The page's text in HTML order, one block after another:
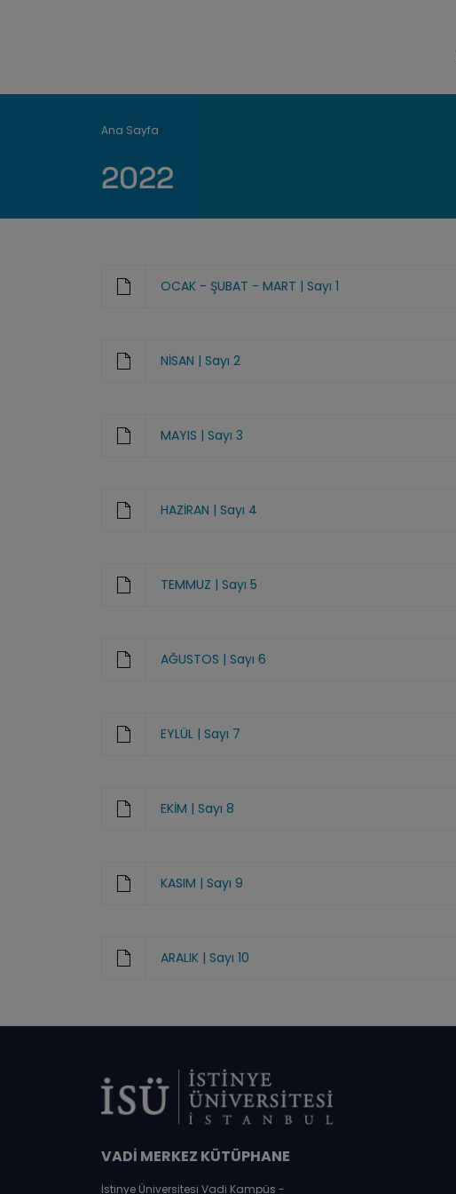
Breadcrumb
Ana Sayfa
2022
OCAK - ŞUBAT - MART | Sayı 1
NİSAN | Sayı 2
MAYIS | Sayı 3
HAZİRAN | Sayı 4
TEMMUZ | Sayı 5
AĞUSTOS | Sayı 6
EYLÜL | Sayı 7
EKİM | Sayı 8
KASIM | Sayı 9
ARALIK | Sayı 10
VADİ MERKEZ KÜTÜPHANE
İstinye Üniversitesi Vadi Kampüs -